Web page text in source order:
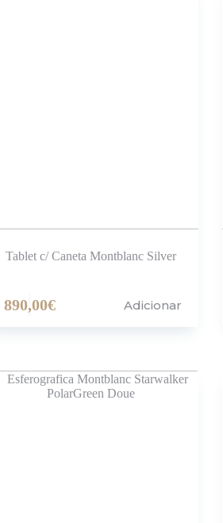
Tablet c/ Caneta Montblanc Silver
890,00€ Adicionar